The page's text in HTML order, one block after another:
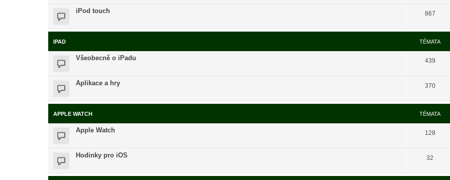
iPod touch 867
IPAD TÉMATA
Všeobecně o iPadu 439
Aplikace a hry 370
APPLE WATCH TÉMATA
Apple Watch 128
Hodinky pro iOS 32